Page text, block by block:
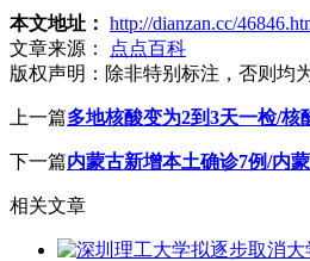
本文地址： http://dianzan.cc/
文章来源：
点点百科
版权声明： 除非特别标注，否则均
上一篇多地核酸变为2到3天一检/核
下一篇内蒙古新增本土确诊7例/内
相关文章